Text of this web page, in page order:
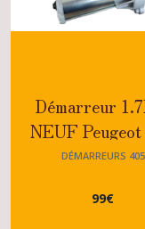
Démarreur
NEUF
SRDT - DIESEL
(XU5M)
DÉMARREURS 405
99€